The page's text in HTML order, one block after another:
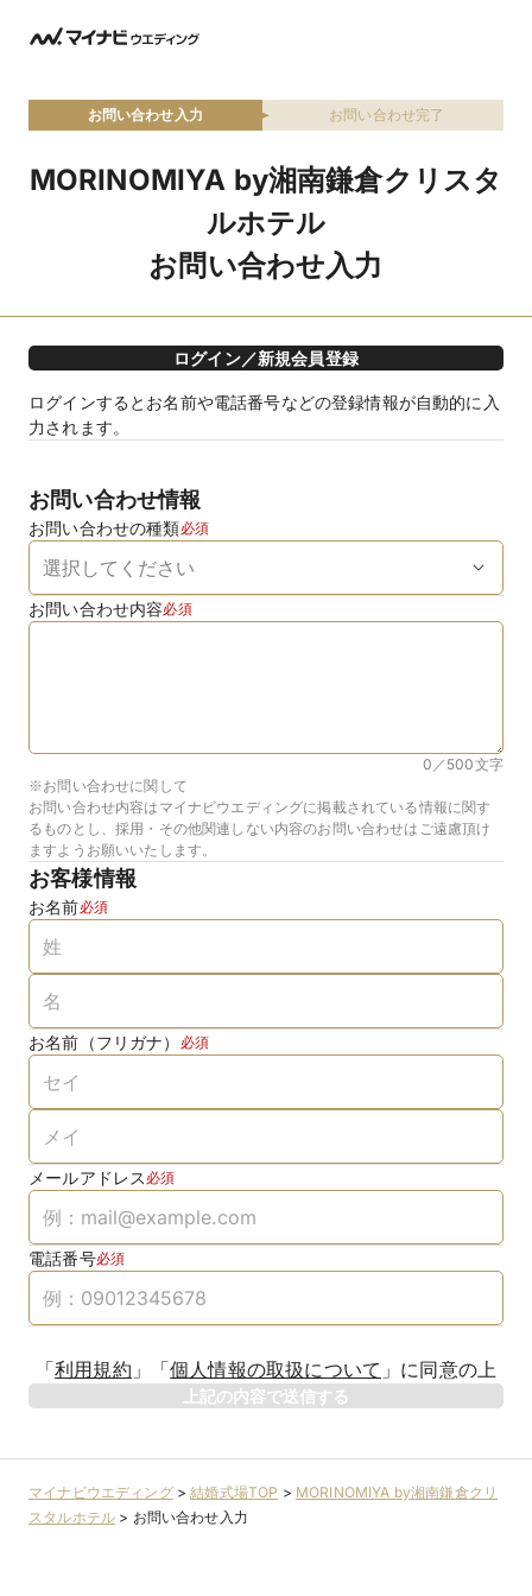
お問い合わせ入力 お問い合わせ完了
MORINOMIYA by湘南鎌倉クリスタ
ルホテル
お問い合わせ入力
ログイン／新規会員登録
ログインするとお名前や電話番号などの登録情報が自動的に入
力されます。
お問い合わせ情報
お問い合わせの種類必須
お問い合わせ内容必須
0／500文字
※お問い合わせに関して
お問い合わせ内容はマイナビウエディングに掲載されている情報に関す
るものとし、採用・その他関連しない内容のお問い合わせはご遠慮頂け
ますようお願いいたします。
お客様情報
お名前必須
お名前（フリガナ） 必須
メールアドレス 必須
電話番号必須
「利用規約 」 「個人情報の取扱について 」 に同意の上
上記の内容で送信する
マイナビウエディング>結婚式場TOP > MORINOMIYA by湘南鎌倉クリ
スタルホテル > お問い合わせ入力